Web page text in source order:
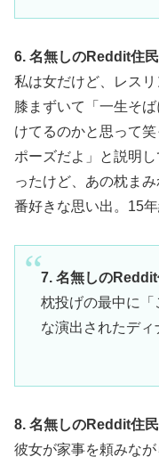
6. 名無しのReddit住民
私は女だけど、レス
膝まずいて「一生そ
けてるのかと思って
ポーズだよ」と説明
ったけど、あの枕ま
番好きな思い出。15
7. 名無しのReddit
枕投げの最中に
な演出されたディ
8. 名無しのReddit住民
彼女が家事を頼みな